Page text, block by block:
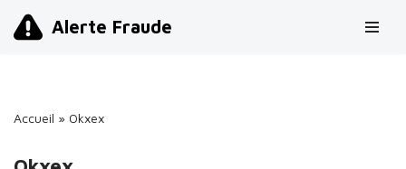
Alerte Fraude
Accueil » Okxex